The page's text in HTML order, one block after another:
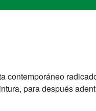
contemporáneo
para después